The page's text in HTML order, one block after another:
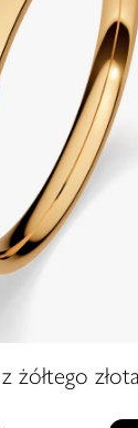
żółtego